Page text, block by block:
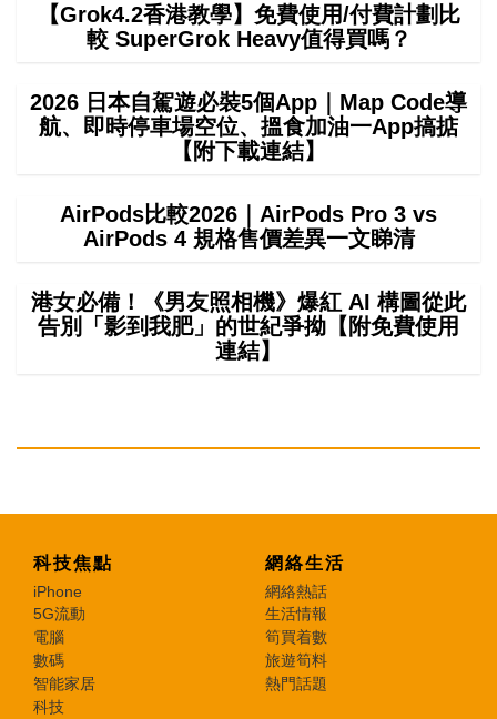
【Grok4.2香港教學】免費使用/付費計劃比
較 SuperGrok Heavy值得買嗎？
2026 日本自駕遊必裝5個App｜Map Code導
航、即時停車場空位、搵食加油一App搞掂
【附下載連結】
AirPods比較2026｜AirPods Pro 3 vs
AirPods 4 規格售價差異一文睇清
港女必備！《男友照相機》爆紅 AI 構圖從此
告別「影到我肥」的世紀爭拗【附免費使用
連結】
科技焦點
iPhone
5G流動
電腦
數碼
智能家居
科技
網絡生活
網絡熱話
生活情報
筍買着數
旅遊筍料
熱門話題